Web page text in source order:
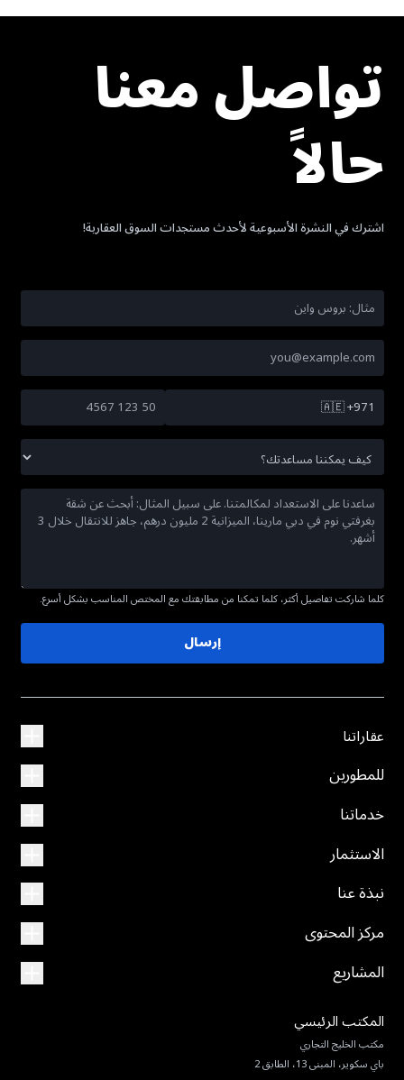
تواصل معنا
حالاً
اشترك في النشرة الأسبوعية لأحدث مستجدات السوق العقارية!
🇦🇪+971
كلما شاركت تفاصيل أكثر، كلما تمكنا من مطابقتك مع المختص المناسب بشكل أسرع.
إرسال
عقاراتنا
للمطورين
خدماتنا
الاستثمار
نبذة عنا
مركز المحتوى
المشاريع
المكتب الرئيسي